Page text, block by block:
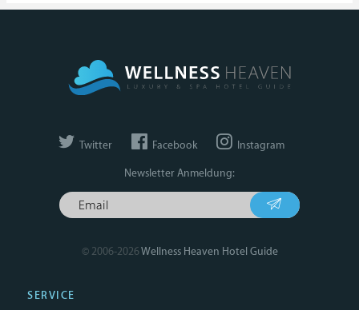
Twitter Facebook Instagram
Newsletter Anmeldung:
© 2006-2026Wellness Heaven Hotel Guide
SERVICE